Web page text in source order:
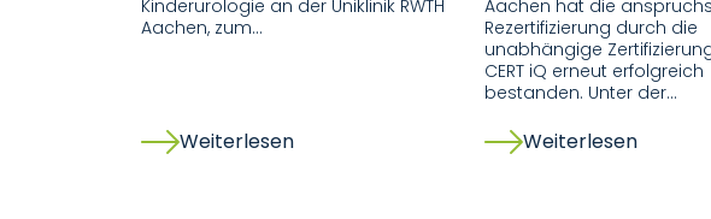
Kinderurologie an der Uniklinik RWTH
Aachen, zum…
Weiterlesen
Aachen hat die
Rezertifizierung durch die
unabhängige
CERT iQ erneut erfolgreich
bestanden. Unter der…
Weiterlesen